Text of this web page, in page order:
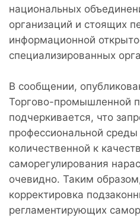
национальных
организаций и стоящих
информационной
специализированных
В сообщении,
Торгово-промышленной
подчеркивается, что
профессиональной
количественной к
саморегулирования
очевидно. Таким
корректировка
регламентирующих